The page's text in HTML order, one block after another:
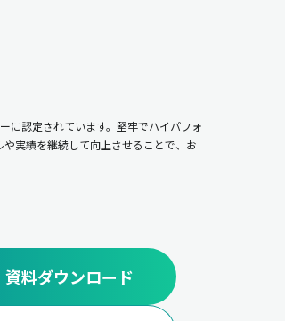
に認定されています。堅牢でハイパフォ
実績を継続して向上させることで、お
資料ダウンロード